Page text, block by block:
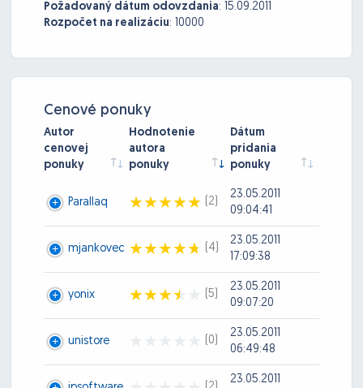
Požadovaný dátum odovzdania: 15.09.2011
Rozpočet na realizáciu: 10000
Cenové ponuky
Autor
cenovej
ponuky
Hodnotenie
autora
ponuky
Dátum
pridania
ponuky
Parallaq (2)
23.05.2011
09:04:41
mjankovec (4)
23.05.2011
17:09:38
yonix (5)
23.05.2011
09:07:20
unistore (0)
23.05.2011
06:49:48
23.05.2011